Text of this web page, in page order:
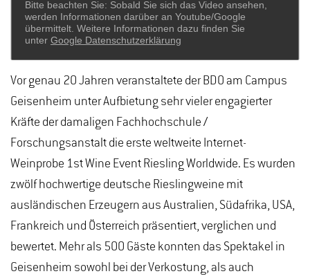
Vor genau 20 Jahren veranstaltete der BDO am Campus
Geisenheim unter Aufbietung sehr vieler engagierter
Kräfte der damaligen Fachhochschule /
Forschungsanstalt die erste weltweite Internet-
Weinprobe 1st Wine Event Riesling Worldwide. Es wurden
zwölf hochwertige deutsche Rieslingweine mit
ausländischen Erzeugern aus Australien, Südafrika, USA,
Frankreich und Österreich präsentiert, verglichen und
bewertet. Mehr als 500 Gäste konnten das Spektakel in
Geisenheim sowohl bei der Verkostung, als auch